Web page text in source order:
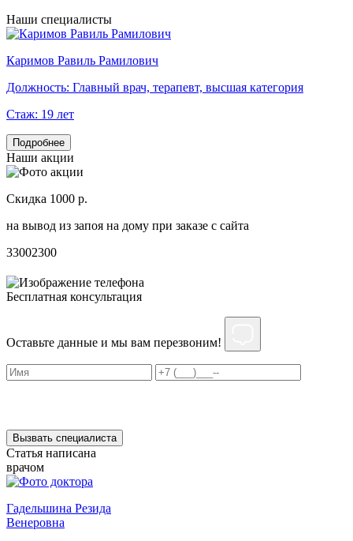
Наши специалисты
Каримов Равиль Рамилович
Должность: Главный врач, терапевт, высшая категория
Стаж: 19 лет
Подробнее
Наши акции
Скидка 1000 р.
на вывод из запоя на дому при заказе с сайта
33002300
Бесплатная консультация
Оставьте данные и мы вам перезвоним!
Вызвать специалиста
Статья написана
врачом
Гадельшина Резида
Венеровна